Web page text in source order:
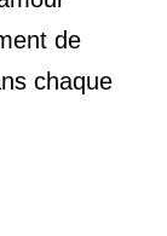
de
chaque